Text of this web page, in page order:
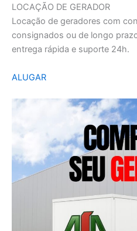
LOCAÇÃO DE GERADOR
Locação de geradores com
consignados ou de longo
entrega rápida e suporte 24h.
ALUGAR